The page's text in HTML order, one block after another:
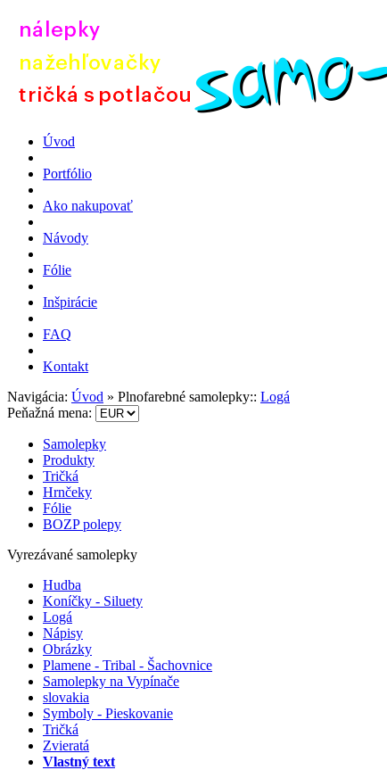
Úvod
Portfólio
Ako nakupovať
Návody
Fólie
Inšpirácie
FAQ
Kontakt
Navigácia: Úvod » Plnofarebné samolepky:: Logá
Peňažná mena:
Samolepky
Produkty
Tričká
Hrnčeky
Fólie
BOZP polepy
Vyrezávané samolepky
Hudba
Koníčky - Siluety
Logá
Nápisy
Obrázky
Plamene - Tribal - Šachovnice
Samolepky na Vypínače
slovakia
Symboly - Pieskovanie
Tričká
Zvieratá
Vlastný text